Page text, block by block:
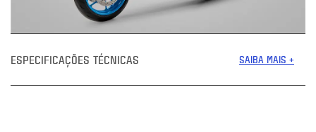
ESPECIFICAÇÕES TÉCNICAS SAIBA MAIS +